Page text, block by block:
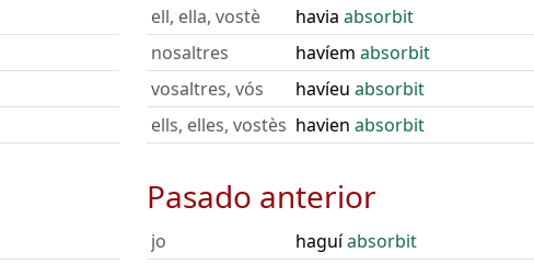
ell, ella, vostè
havia absorbit
nosaltres
havíem absorbit
vosaltres, vós
havíeu absorbit
ells, elles, vostès havien absorbit
Pasado anterior
jo haguíabsorbit